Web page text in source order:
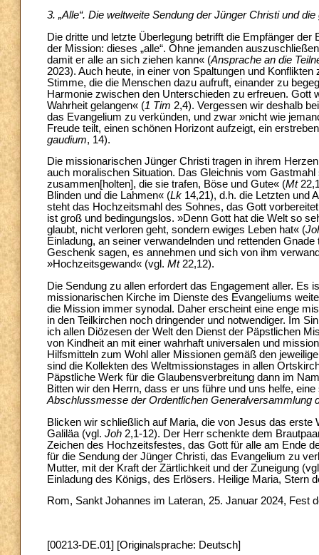
3. „Alle“. Die weltweite Sendung der Jünger Christi und
Die dritte und letzte Überlegung betrifft die Empfänger
der Mission: dieses „alle“. Ohne jemanden
damit er alle an sich ziehen kann« (Ansprache an die
2023). Auch heute, in einer von Spaltungen und
Stimme, die die Menschen dazu aufruft, einander zu
Harmonie zwischen den Unterschieden zu erfreuen.
Wahrheit gelangen« (1 Tim 2,4). Vergessen wir deshalb
das Evangelium zu verkünden, und zwar »nicht wie
Freude teilt, einen schönen Horizont aufzeigt, ein
gaudium, 14).
Die missionarischen Jünger Christi tragen in ihrem
auch moralischen Situation. Das Gleichnis vom
zusammen[holten], die sie trafen, Böse und Gute« (Mt
Blinden und die Lahmen« (Lk 14,21), d.h. die Letzten und
steht das Hochzeitsmahl des Sohnes, das Gott
ist groß und bedingungslos. »Denn Gott hat die Welt so
glaubt, nicht verloren geht, sondern ewiges Leben hat« (
Einladung, an seiner verwandelnden und rettenden
Geschenk sagen, es annehmen und sich von ihm
»Hochzeitsgewand« (vgl. Mt22,12).
Die Sendung zu allen erfordert das Engagement aller. Es
missionarischen Kirche im Dienste des Evangeliums
die Mission immer synodal. Daher erscheint eine enge
in den Teilkirchen noch dringender und notwendiger. Im
ich allen Diözesen der Welt den Dienst der Päpstlichen
von Kindheit an mit einer wahrhaft universalen und
Hilfsmitteln zum Wohl aller Missionen gemäß den
sind die Kollekten des Weltmissionstages in allen
Päpstliche Werk für die Glaubensverbreitung dann im
Bitten wir den Herrn, dass er uns führe und uns helfe,
Abschlussmesse der Ordentlichen Generalversammlung
Blicken wir schließlich auf Maria, die von Jesus das
Galiläa (vgl. Joh 2,1-12). Der Herr schenkte dem
Zeichen des Hochzeitsfestes, das Gott für alle am Ende
für die Sendung der Jünger Christi, das Evangelium zu
Mutter, mit der Kraft der Zärtlichkeit und der Zuneigung
Einladung des Königs, des Erlösers. Heilige Maria, Stern
Rom, Sankt Johannes im Lateran, 25. Januar 2024, Fest
[00213-DE.01] [Originalsprache: Deutsch]